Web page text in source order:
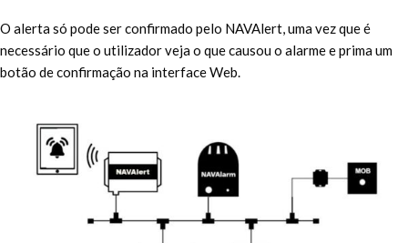
O alerta só pode ser confirmado pelo NAVAlert, uma vez que é
necessário que o utilizador veja o que causou o alarme e prima um
botão de confirmação na interface Web.